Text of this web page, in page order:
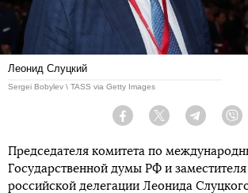
Леонид Слуцкий
Sergei Bobylev \ TASS via Getty Images
Facebook Twitter Telegram
Председателя комитета по
Государственной думы РФ и
российской делегации Леонида